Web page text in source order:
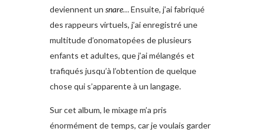
deviennent un snare… Ensuite, j’ai fabriqué
des rappeurs virtuels, j’ai enregistré une
multitude d’onomatopées de plusieurs
enfants et adultes, que j’ai mélangés et
trafiqués jusqu’à l’obtention de quelque
chose qui s’apparente à un langage.
Sur cet album, le mixage m’a pris
énormément de temps, car je voulais garder